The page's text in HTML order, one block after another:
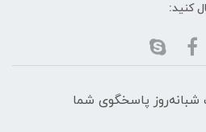
کنید:
، ۲۴ ساعت شبانه‌روز پاسخگوی شما